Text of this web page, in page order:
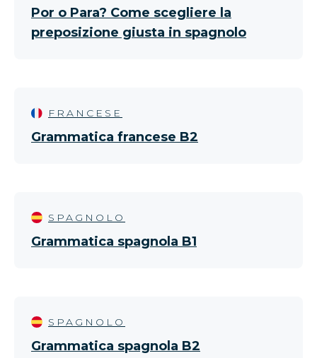
Por o Para? Come scegliere la
preposizione giusta in spagnolo
FRANCESE
Grammatica francese B2
SPAGNOLO
Grammatica spagnola B1
SPAGNOLO
Grammatica spagnola B2